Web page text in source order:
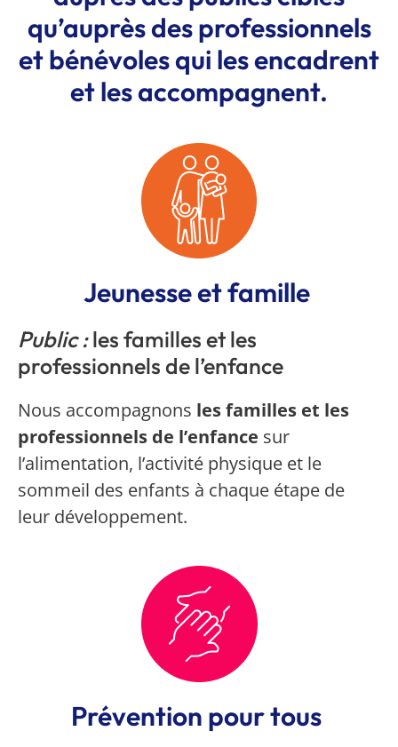
qu’auprès des professionnels
et bénévoles qui les encadrent
et les accompagnent.
Jeunesse et famille
Public :les familles et les
professionnels de l’enfance
Nous accompagnons les familles et les
professionnels de l’enfance sur
l’alimentation, l’activité physique et le
sommeil des enfants à chaque étape de
leur développement.
Prévention pour tous